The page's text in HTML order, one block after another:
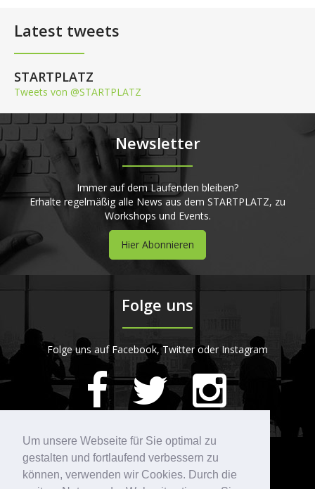
Um unsere Webseite für Sie optimal zu
gestalten und fortlaufend verbessern zu
können, verwenden wir Cookies. Durch die
Latest tweets
STARTPLATZ
Tweets von @STARTPLATZ
Newsletter
Immer auf dem Laufenden bleiben?
Erhalte regelmäßig alle News aus dem STARTPLATZ, zu
Workshops und Events.
Hier Abonnieren
Folge uns
Folge uns auf Facebook, Twitter oder Instagram
STARTPLATZ
420Bewertungen auf ProvenExpert.com
Kontakt